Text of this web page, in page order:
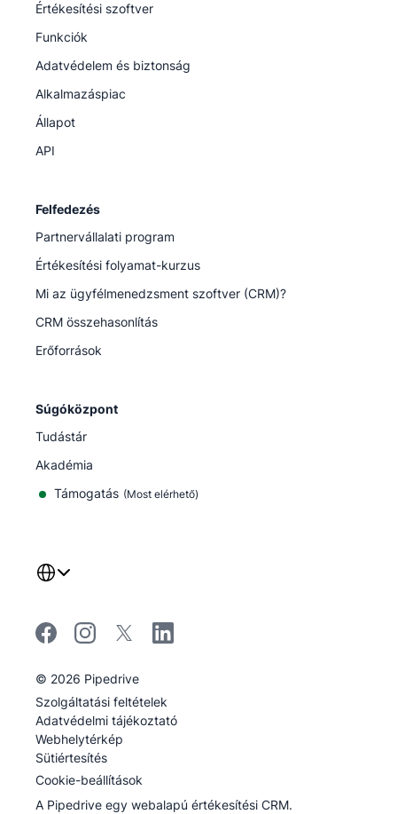
Értékesítési szoftver
Funkciók
Adatvédelem és biztonság
Alkalmazáspiac
Állapot
API
Felfedezés
Partnervállalati program
Értékesítési folyamat-kurzus
Mi az ügyfélmenedzsment szoftver (CRM)?
CRM összehasonlítás
Erőforrások
Súgóközpont
Tudástár
Akadémia
Támogatás (Most elérhető)
© 2026 Pipedrive
Pipedrive
Szolgáltatási feltételek
Pipedrive
Adatvédelmi tájékoztató
Webhelytérkép
Sütiértesítés
Cookie-beállítások
A Pipedrive egy webalapú értékesítési CRM.